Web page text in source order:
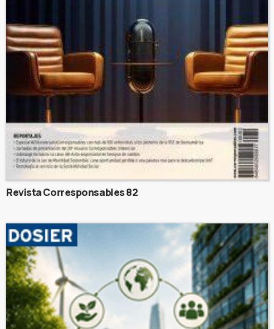
Revista Corresponsables 82